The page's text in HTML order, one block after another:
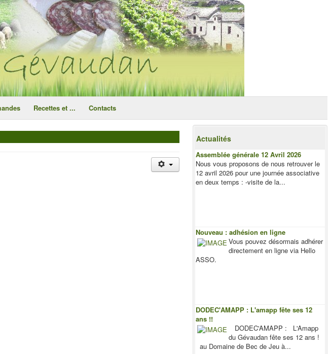
Recettes et ... Contacts
Actualités
Assemblée générale 12 Avril 2026
Nous vous proposons de nous retrouver le
12 avril 2026 pour une journée associative
en deux temps : -visite de la...
Nouveau : adhésion en ligne
Vous pouvez désormais adhérer
directement en ligne via Hello
ASSO.
DODEC'AMAPP : L'amapp fête ses 12
ans !!
DODEC'AMAPP : L'Amapp
du Gévaudan fête ses 12 ans !
au Domaine de Bec de Jeu à...